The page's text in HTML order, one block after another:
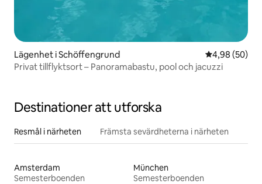
Lägenhet i Schöffengrund 4,98 av 5 i
4,98 (50)
Privat tillflyktsort – Panoramabastu, pool och jacuzzi
Destinationer att utforska
Resmål i närheten Främsta sevärdheterna i närheten
Amsterdam
Semesterboenden
München
Semesterboenden